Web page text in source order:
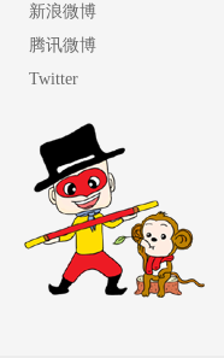
新浪微博
腾讯微博
Twitter